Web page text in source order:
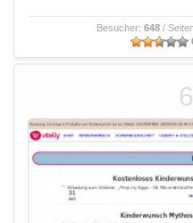
Besucher: 648 /
6